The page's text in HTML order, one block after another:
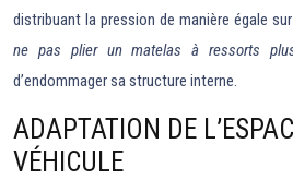
distribuant la pression de manière égale
ne pas plier un matelas à ressorts
d’endommager sa structure interne.
ADAPTATION DE
VÉHICULE